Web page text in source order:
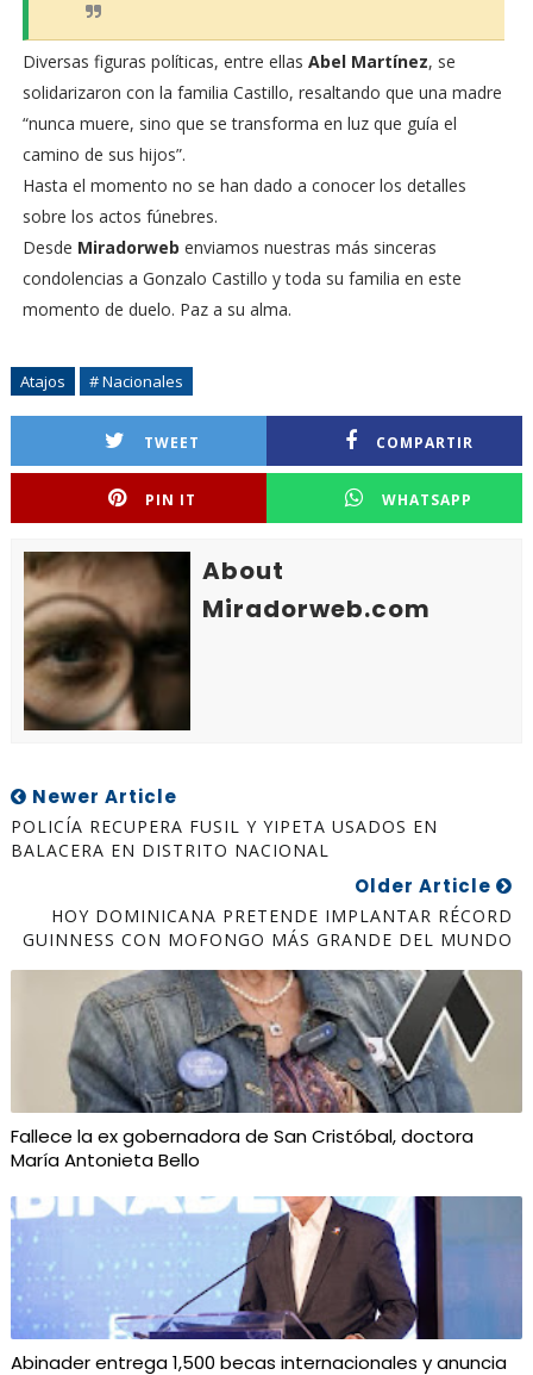
Diversas figuras políticas, entre ellas Abel Martínez, se
solidarizaron con la familia Castillo, resaltando que una madre
“nunca muere, sino que se transforma en luz que guía el
camino de sus hijos”.
Hasta el momento no se han dado a conocer los detalles
sobre los actos fúnebres.
Desde Miradorweb enviamos nuestras más sinceras
condolencias a Gonzalo Castillo y toda su familia en este
momento de duelo. Paz a su alma.
Atajos # Nacionales
TWEET COMPARTIR
PIN IT WHATSAPP
About
Miradorweb.com
Newer Article
POLICÍA RECUPERA FUSIL Y YIPETA USADOS EN
BALACERA EN DISTRITO NACIONAL
Older Article
HOY DOMINICANA PRETENDE IMPLANTAR RÉCORD
GUINNESS CON MOFONGO MÁS GRANDE DEL MUNDO
Fallece la ex gobernadora de San Cristóbal, doctora
María Antonieta Bello
Abinader entrega 1,500 becas internacionales y anuncia